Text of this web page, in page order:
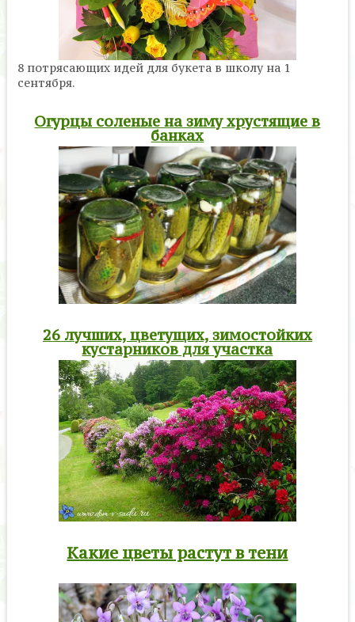
8 потрясающих идей для букета в школу на 1
сентября.
Огурцы соленые на зиму хрустящие в
банках
26 лучших, цветущих, зимостойких
кустарников для участка
Какие цветы растут в тени